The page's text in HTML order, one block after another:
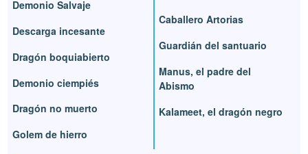
Demonio Salvaje
Descarga incesante
Dragón boquiabierto
Demonio ciempiés
Dragón no muerto
Golem de hierro
Caballero Artorias
Guardián del santuario
Manus, el padre del
Abismo
Kalameet, el dragón negro